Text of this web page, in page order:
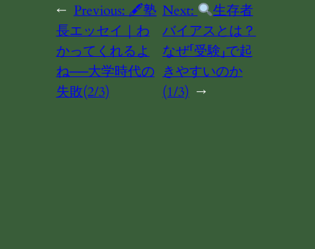
← Previous: 🖋塾
長エッセイ｜わ
かってくれるよ
ね──大学時代の
失敗(2/3)
Next:
生存者
バイアスとは？
なぜ「受験」で起
きやすいのか
(1/3) →